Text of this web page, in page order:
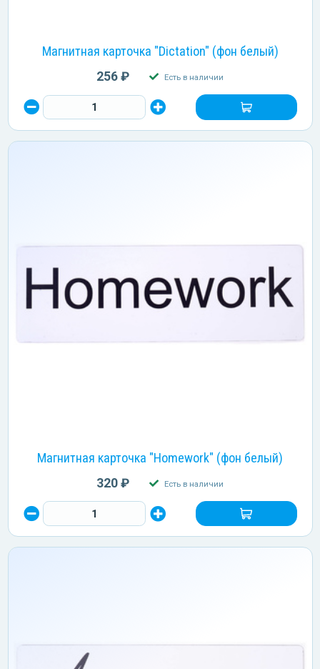
Магнитная карточка "Dictation" (фон белый)
256 ₽ Есть в наличии
Магнитная карточка "Homework" (фон белый)
320 ₽ Есть в наличии